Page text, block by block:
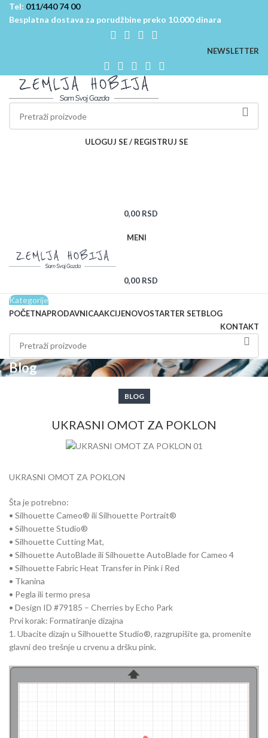
Tel: 011/440 74 00
Besplatna dostava za porudžbine preko 10.000 dinara
NEWSLETTER
ULOGUJ SE / REGISTRUJ SE
0,00 RSD
MENI
0,00 RSD
Kategorije
POČETNAPRODAVNICAAKCIJENOVOSTARTER SETBLOG
KONTAKT
Blog
BLOG
UKRASNI OMOT ZA POKLON
UKRASNI OMOT ZA POKLON
Šta je potrebno:
• Silhouette Cameo® ili Silhouette Portrait®
• Silhouette Studio®
• Silhouette Cutting Mat,
• Silhouette AutoBlade ili Silhouette AutoBlade for Cameo 4
• Silhouette Fabric Heat Transfer in Pink i Red
• Tkanina
• Pegla ili termo presa
• Design ID #79185 – Cherries by Echo Park
Prvi korak: Formatiranje dizajna
1. Ubacite dizajn u Silhouette Studio®, razgrupišite ga, promenite
glavni deo trešnje u crvenu a dršku pink.